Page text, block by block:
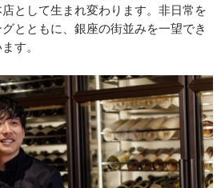
として生まれ変わります。非日常を
とともに、銀座の街並みを一望でき
す。